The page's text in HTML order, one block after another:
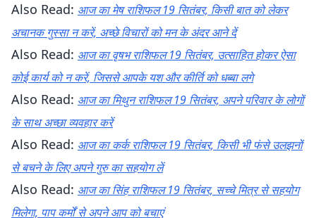
Also Read: आज का मेष राशिफल 19 सितंबर, किसी बात को लेकर
अचानक गुस्सा न करें, अच्छे विचारों को मन के अंदर आने दें
Also Read: आज का वृषभ राशिफल 19 सितंबर, उत्साहित होकर ऐसा
कोई कार्य को न करें, जिससे आपके यश और कीर्ति को धब्बा लगे
Also Read: आज का मिथुन राशिफल 19 सितंबर, अपने परिवार के लोगों
के साथ अच्छा व्यवहार करें
Also Read: आज का कर्क राशिफल 19 सितंबर, किसी भी फंसे उलझनों
से बचने के लिए अपने गुरु का सहयोग लें
Also Read: आज का सिंह राशिफल 19 सितंबर, सच्चे मित्र से सहयोग
मिलेगा, पाप कर्मों से अपने आप को बचाएं